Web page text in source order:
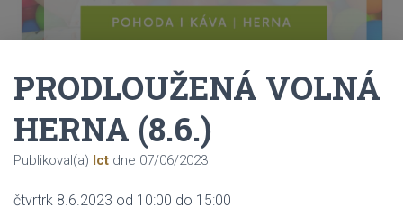
A
V
G
A
PRODLOUŽENÁ VOLNÁ
HERNA (8.6.)
Publikoval(a) Ict dne 07/06/2023
čtvrtrk 8.6.2023 od 10:00 do 15:00